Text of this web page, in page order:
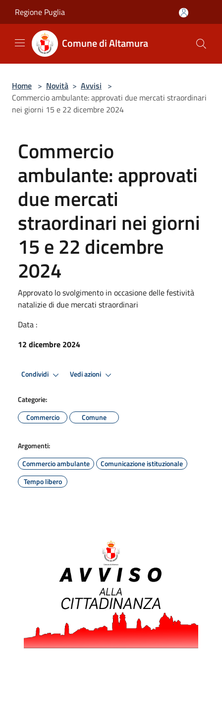
Regione Puglia
Comune di Altamura
Home > Novità > Avvisi >
Commercio ambulante: approvati due mercati straordinari
nei giorni 15 e 22 dicembre 2024
Commercio
ambulante: approvati
due mercati
straordinari nei giorni
15 e 22 dicembre
2024
Approvato lo svolgimento in occasione delle festività
natalizie di due mercati straordinari
Data :
12 dicembre 2024
Condividi Vedi azioni
Categorie:
Commercio
Comune
Argomenti:
Commercio ambulante
Comunicazione istituzionale
Tempo libero